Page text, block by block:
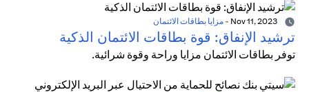
- مزايا بطاقات الائتمان
ترشيد الإنفاق: قوة بطاقات الائتمان الذكية
توفر بطاقات الائتمان مزايا وراحة وقوة شرائية.